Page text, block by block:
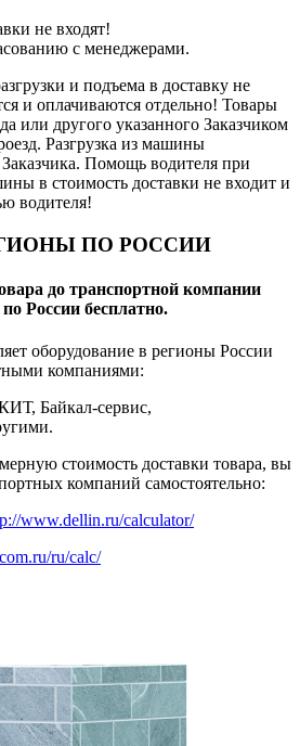
не входят!
с менеджерами.
и подъема в доставку не
и оплачиваются отдельно! Товары
или другого указанного Заказчиком
Разгрузка из машины
Помощь водителя при
в стоимость доставки не входит и
водителя!
ПО РОССИИ
до транспортной компании
России бесплатно.
оборудование в регионы России
компаниями:
Байкал-сервис,
стоимость доставки товара, вы
компаний самостоятельно:
www.dellin.ru/calculator/
ru/calc/